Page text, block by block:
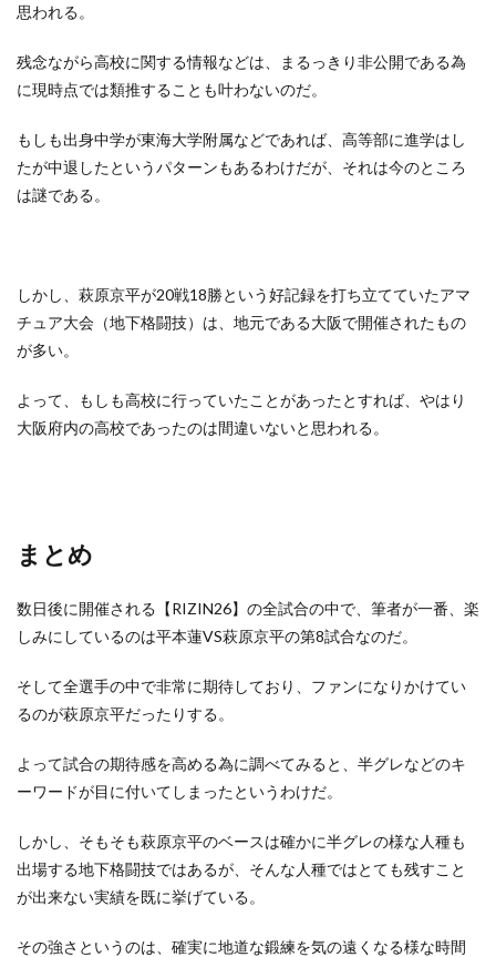
思われる。
残念ながら高校に関する情報などは、まるっきり非公開である為
に現時点では類推することも叶わないのだ。
もしも出身中学が東海大学附属などであれば、高等部に進学はし
たが中退したというパターンもあるわけだが、それは今のところ
は謎である。
しかし、萩原京平が20戦18勝という好記録を打ち立てていたアマ
チュア大会（地下格闘技）は、地元である大阪で開催されたもの
が多い。
よって、もしも高校に行っていたことがあったとすれば、やはり
大阪府内の高校であったのは間違いないと思われる。
まとめ
数日後に開催される【RIZIN26】の全試合の中で、筆者が一番、楽
しみにしているのは平本蓮VS萩原京平の第8試合なのだ。
そして全選手の中で非常に期待しており、ファンになりかけてい
るのが萩原京平だったりする。
よって試合の期待感を高める為に調べてみると、半グレなどのキ
ーワードが目に付いてしまったというわけだ。
しかし、そもそも萩原京平のベースは確かに半グレの様な人種も
出場する地下格闘技ではあるが、そんな人種ではとても残すこと
が出来ない実績を既に挙げている。
その強さというのは、確実に地道な鍛練を気の遠くなる様な時間